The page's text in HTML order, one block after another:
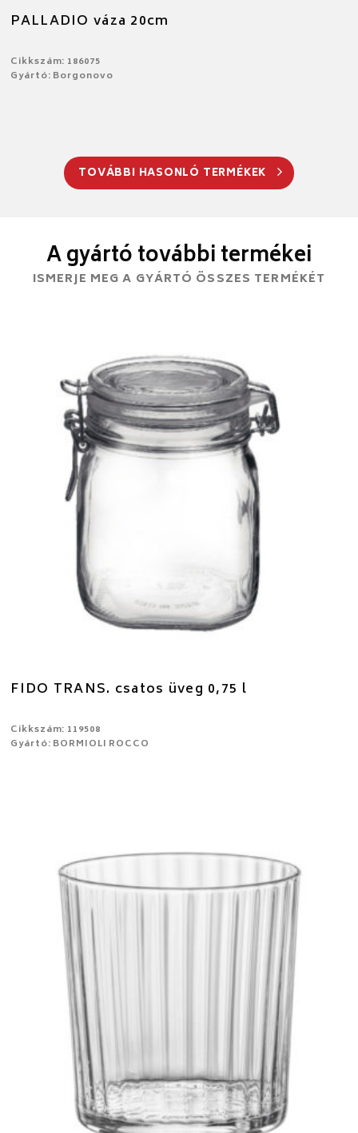
PALLADIO váza 20cm
Cikkszám: 186075
Gyártó: Borgonovo
TOVÁBBI HASONLÓ TERMÉKEK
A gyártó további termékei
ISMERJE MEG A GYÁRTÓ ÖSSZES TERMÉKÉT
FIDO TRANS. csatos üveg 0,75 l
Cikkszám: 119508
Gyártó: BORMIOLI ROCCO